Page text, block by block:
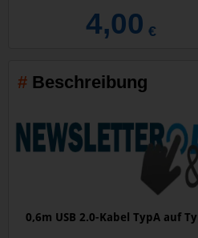
4,00 €
Beschreibung
0,6m USB 2.0-Kabel TypA auf